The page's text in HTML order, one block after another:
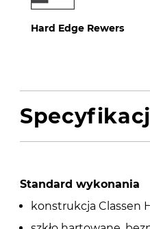
Hard Edge Rewers
Standard wykonania
konstrukcja Classen